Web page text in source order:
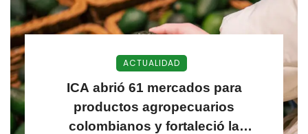
ACTUALIDAD
ICA abrió 61 mercados para
productos agropecuarios
colombianos y fortaleció la